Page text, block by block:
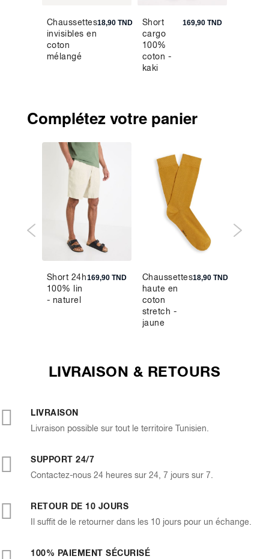
Chaussettes
invisibles en
coton
mélangé
18,90 TND
Short
cargo
100%
coton -
kaki
169,90 TND
Complétez votre panier
Short 24h
100% lin
- naturel
169,90 TND
Chaussettes
haute en
coton
stretch -
jaune
18,90 TND
LIVRAISON & RETOURS
LIVRAISON
Livraison possible sur tout le territoire Tunisien.
SUPPORT 24/7
Contactez-nous 24 heures sur 24, 7 jours sur 7.
RETOUR DE 10 JOURS
Il suffit de le retourner dans les 10 jours pour un échange.
100% PAIEMENT SÉCURISÉ